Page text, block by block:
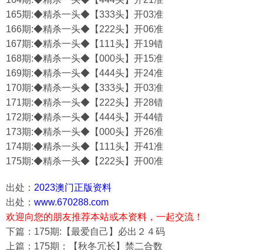
165期:◆精杀一头◆【333头】开03准
166期:◆精杀一头◆【222头】开06准
167期:◆精杀一头◆【111头】开19错
168期:◆精杀一头◆【000头】开15准
169期:◆精杀一头◆【444头】开24准
170期:◆精杀一头◆【333头】开03准
171期:◆精杀一头◆【222头】开28错
172期:◆精杀一头◆【444头】开44错
173期:◆精杀一头◆【000头】开26准
174期:◆精杀一头◆【111头】开41准
175期:◆精杀一头◆【222头】开00准
出处： 2023澳门正版资料
出处： www.670288.com
欢迎向您的朋友推荐本站或本资料，一起交流！
下篇：175期:【最爱自己】必出２４码
上篇：175期：【秋冬冗长】禁二合数